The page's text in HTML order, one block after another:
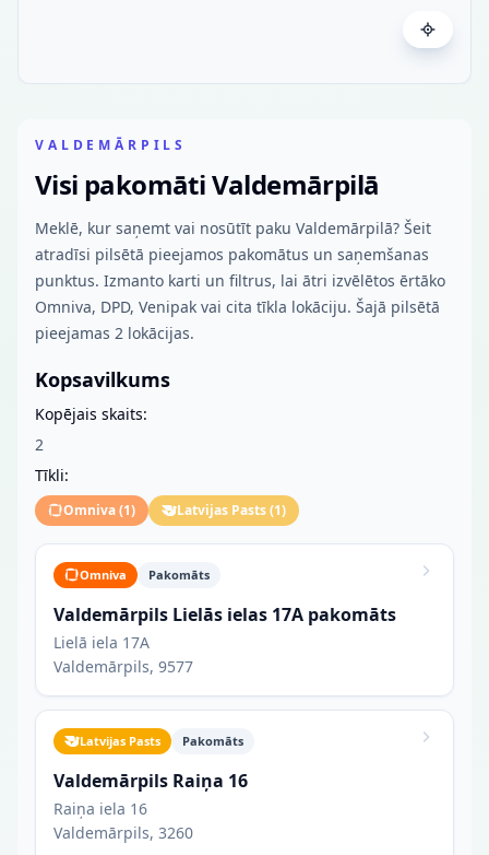
VALDEMĀRPILS
Visi pakomāti Valdemārpilā
Meklē, kur saņemt vai nosūtīt paku Valdemārpilā? Šeit
atradīsi pilsētā pieejamos pakomātus un saņemšanas
punktus. Izmanto karti un filtrus, lai ātri izvēlētos ērtāko
Omniva, DPD, Venipak vai cita tīkla lokāciju. Šajā pilsētā
pieejamas 2 lokācijas.
Kopsavilkums
Kopējais skaits:
2
Tīkli:
Omniva(1) Latvijas Pasts(1)
Omniva Pakomāts
Valdemārpils Lielās ielas 17A pakomāts
Lielā iela 17A
Valdemārpils, 9577
Latvijas Pasts Pakomāts
Valdemārpils Raiņa 16
Raiņa iela 16
Valdemārpils, 3260